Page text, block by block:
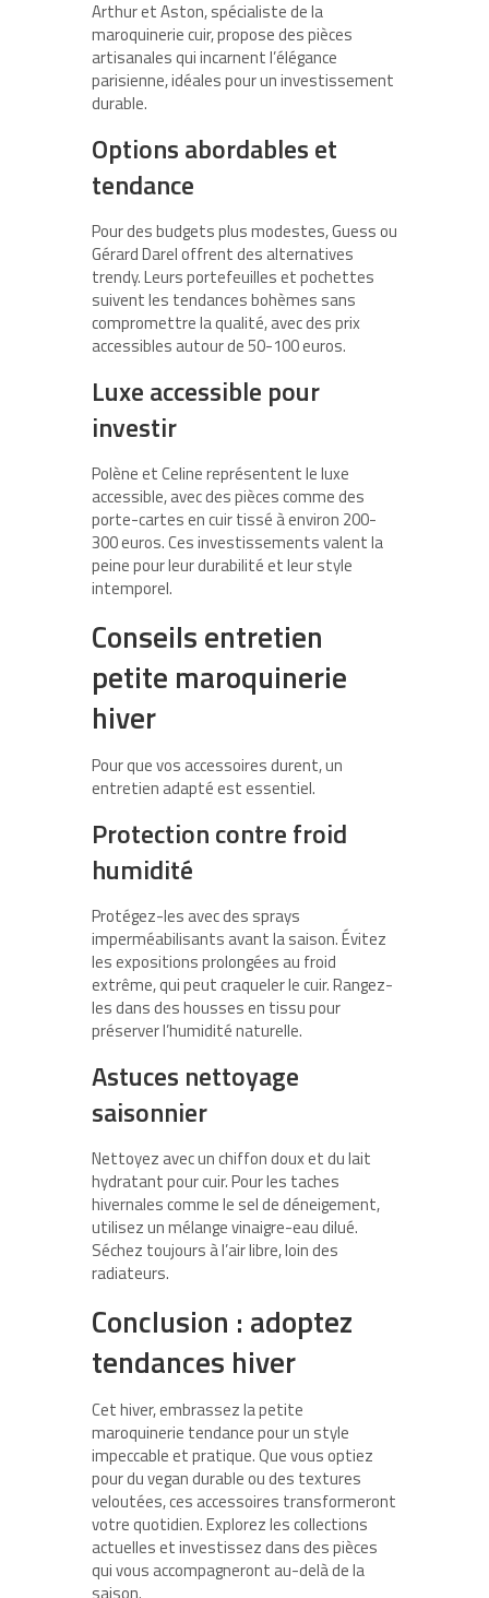
Arthur et Aston, spécialiste de la
maroquinerie cuir, propose des pièces
artisanales qui incarnent l’élégance
parisienne, idéales pour un investissement
durable.
Options abordables et
tendance
Pour des budgets plus modestes, Guess ou
Gérard Darel offrent des alternatives
trendy. Leurs portefeuilles et pochettes
suivent les tendances bohèmes sans
compromettre la qualité, avec des prix
accessibles autour de 50-100 euros.
Luxe accessible pour
investir
Polène et Celine représentent le luxe
accessible, avec des pièces comme des
porte-cartes en cuir tissé à environ 200-
300 euros. Ces investissements valent la
peine pour leur durabilité et leur style
intemporel.
Conseils entretien
petite maroquinerie
hiver
Pour que vos accessoires durent, un
entretien adapté est essentiel.
Protection contre froid
humidité
Protégez-les avec des sprays
imperméabilisants avant la saison. Évitez
les expositions prolongées au froid
extrême, qui peut craqueler le cuir. Rangez-
les dans des housses en tissu pour
préserver l’humidité naturelle.
Astuces nettoyage
saisonnier
Nettoyez avec un chiffon doux et du lait
hydratant pour cuir. Pour les taches
hivernales comme le sel de déneigement,
utilisez un mélange vinaigre-eau dilué.
Séchez toujours à l’air libre, loin des
radiateurs.
Conclusion : adoptez
tendances hiver
Cet hiver, embrassez la petite
maroquinerie tendance pour un style
impeccable et pratique. Que vous optiez
pour du vegan durable ou des textures
veloutées, ces accessoires transformeront
votre quotidien. Explorez les collections
actuelles et investissez dans des pièces
qui vous accompagneront au-delà de la